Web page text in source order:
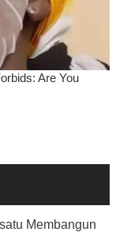
Membangun